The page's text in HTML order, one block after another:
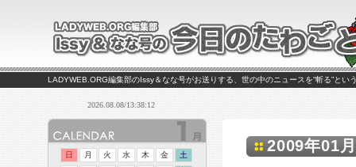
LADYWEB.ORG編集部のIssy＆なな号がお送りする、世の中のニュースを“斬る”と
2009年01
日 月 火 水 木 金
土